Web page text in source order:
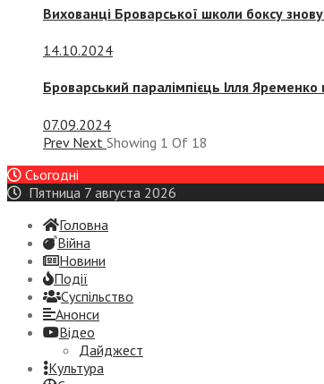
Вихованці Броварської школи боксу
14.10.2024
Броварський паралімпієць Ілля
07.09.2024
Prev Next Showing 1 Of 18
Сьогодні
Пятница 7 августа 2026
Головна
Війна
Новини
Події
Суспiльство
Анонси
Відео
Дайджест
Культура